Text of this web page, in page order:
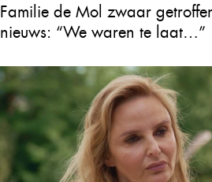
Familie de Mol zwaar
nieuws: “We waren te laat…”